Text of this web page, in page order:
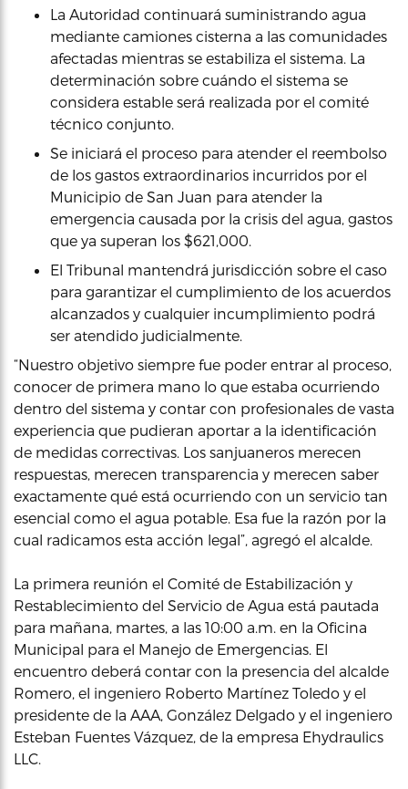
La Autoridad continuará suministrando agua
mediante camiones cisterna a las comunidades
afectadas mientras se estabiliza el sistema. La
determinación sobre cuándo el sistema se
considera estable será realizada por el comité
técnico conjunto.
Se iniciará el proceso para atender el reembolso
de los gastos extraordinarios incurridos por el
Municipio de San Juan para atender la
emergencia causada por la crisis del agua, gastos
que ya superan los $621,000.
El Tribunal mantendrá jurisdicción sobre el caso
para garantizar el cumplimiento de los acuerdos
alcanzados y cualquier incumplimiento podrá
ser atendido judicialmente.
“Nuestro objetivo siempre fue poder entrar al proceso,
conocer de primera mano lo que estaba ocurriendo
dentro del sistema y contar con profesionales de vasta
experiencia que pudieran aportar a la identificación
de medidas correctivas. Los sanjuaneros merecen
respuestas, merecen transparencia y merecen saber
exactamente qué está ocurriendo con un servicio tan
esencial como el agua potable. Esa fue la razón por la
cual radicamos esta acción legal”, agregó el alcalde.
La primera reunión el Comité de Estabilización y
Restablecimiento del Servicio de Agua está pautada
para mañana, martes, a las 10:00 a.m. en la Oficina
Municipal para el Manejo de Emergencias. El
encuentro deberá contar con la presencia del alcalde
Romero, el ingeniero Roberto Martínez Toledo y el
presidente de la AAA, González Delgado y el ingeniero
Esteban Fuentes Vázquez, de la empresa Ehydraulics
LLC.